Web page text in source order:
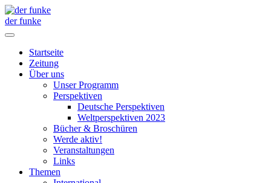
der funke
Startseite
Zeitung
Über uns
Unser Programm
Perspektiven
Deutsche Perspektiven
Weltperspektiven 2023
Bücher & Broschüren
Werde aktiv!
Veranstaltungen
Links
Themen